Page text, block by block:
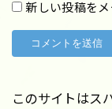
新しい投稿を
このサイトはス